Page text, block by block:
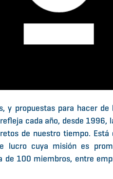
y propuestas para hacer
cada año, desde 1996,
de nuestro tiempo. Está
lucro cuya misión es
de 100 miembros, entre